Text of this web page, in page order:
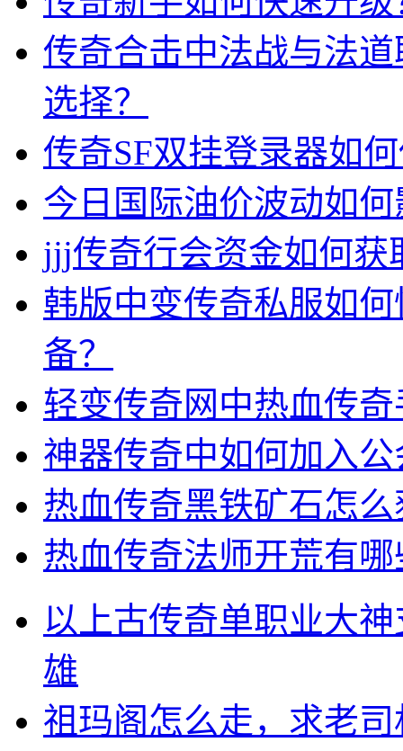
传奇合击中法战与法
选择？
传奇SF双挂登录器如
今日国际油价波动如
jjj传奇行会资金如何获
韩版中变传奇私服如
备？
轻变传奇网中热血传
神器传奇中如何加入公
热血传奇黑铁矿石怎
热血传奇法师开荒有
以上古传奇单职业大
雄
祖玛阁怎么走，求老